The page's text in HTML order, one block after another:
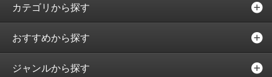
カテゴリから探す
おすすめから探す
ジャンルから探す